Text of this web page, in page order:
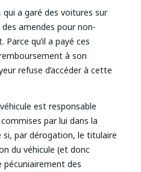
qui a garé des voitures sur
amendes pour non-
qu’il a payé ces
à son
refuse d’accéder à cette
est responsable
par lui dans la
si, par dérogation, le titulaire
du véhicule (et donc
pécuniairement des